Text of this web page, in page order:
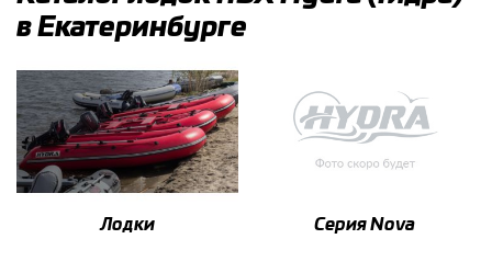
в Екатеринбурге
Лодки Серия Nova